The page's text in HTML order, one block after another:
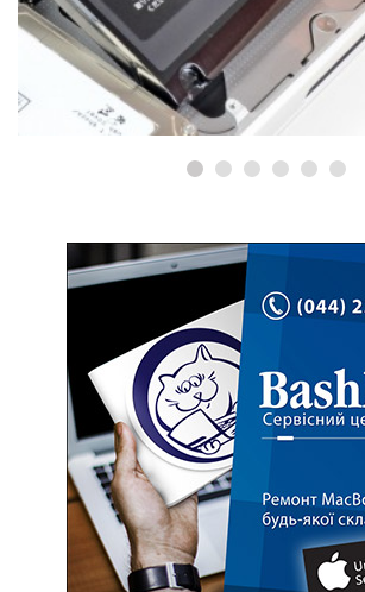
Де купити MacBook? Як
перевірити?